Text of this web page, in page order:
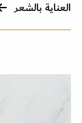
العناية بالشعر